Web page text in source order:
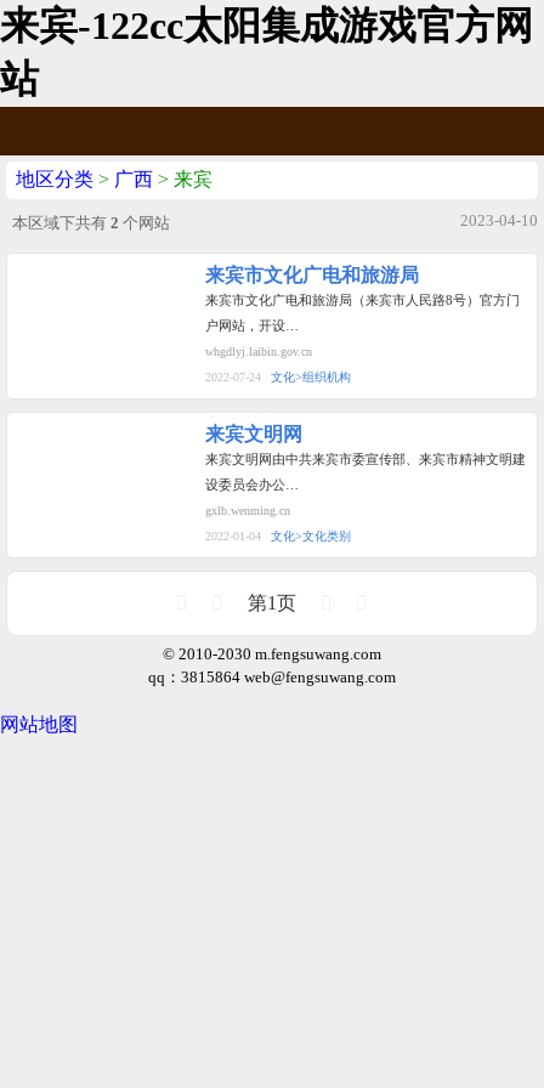
来宾-122cc太阳集成游戏官方网
站
地区分类 > 广西 > 来宾
本区域下共有 2 个网站 2023-04-10
来宾市文化广电和旅游局
来宾市文化广电和旅游局（来宾市人民路8号）官方门
户网站，开设…
whgdlyj.laibin.gov.cn
2022-07-24
文化>组织机构
来宾文明网
来宾文明网由中共来宾市委宣传部、来宾市精神文明建
设委员会办公…
gxlb.wenming.cn
2022-01-04
文化>文化类别
第1页
© 2010-2030 m.fengsuwang.com
qq：3815864 web@fengsuwang.com
网站地图